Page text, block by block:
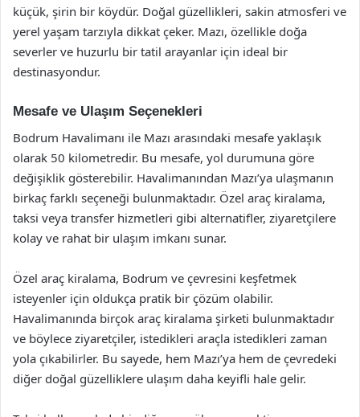
küçük, şirin bir köydür. Doğal güzellikleri, sakin atmosferi ve
yerel yaşam tarzıyla dikkat çeker. Mazı, özellikle doğa
severler ve huzurlu bir tatil arayanlar için ideal bir
destinasyondur.
Mesafe ve Ulaşım Seçenekleri
Bodrum Havalimanı ile Mazı arasındaki mesafe yaklaşık
olarak 50 kilometredir. Bu mesafe, yol durumuna göre
değişiklik gösterebilir. Havalimanından Mazı’ya ulaşmanın
birkaç farklı seçeneği bulunmaktadır. Özel araç kiralama,
taksi veya transfer hizmetleri gibi alternatifler, ziyaretçilere
kolay ve rahat bir ulaşım imkanı sunar.
Özel araç kiralama, Bodrum ve çevresini keşfetmek
isteyenler için oldukça pratik bir çözüm olabilir.
Havalimanında birçok araç kiralama şirketi bulunmaktadır
ve böylece ziyaretçiler, istedikleri araçla istedikleri zaman
yola çıkabilirler. Bu sayede, hem Mazı’ya hem de çevredeki
diğer doğal güzelliklere ulaşım daha keyifli hale gelir.